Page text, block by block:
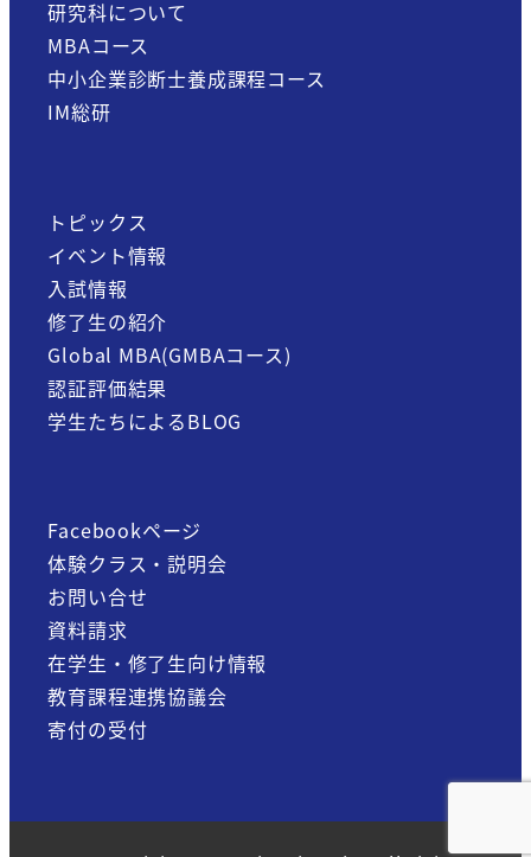
研究科について
MBAコース
中小企業診断士養成課程コース
IM総研
トピックス
イベント情報
入試情報
修了生の紹介
Global MBA(GMBAコース)
認証評価結果
学生たちによるBLOG
Facebookページ
体験クラス・説明会
お問い合せ
資料請求
在学生・修了生向け情報
教育課程連携協議会
寄付の受付